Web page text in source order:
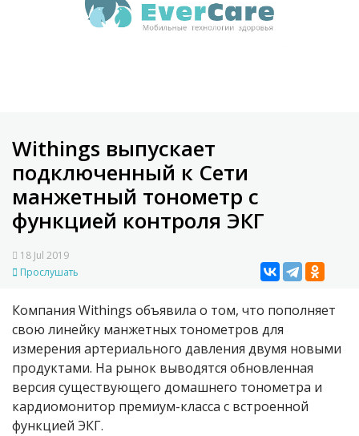
Withings выпускает
подключенный к Сети
манжетный тонометр с
функцией контроля ЭКГ
18 Jul 2019
Прослушать
Компания Withings объявила о том, что пополняет
свою линейку манжетных тонометров для
измерения артериального давления двумя новыми
продуктами. На рынок выводятся обновленная
версия существующего домашнего тонометра и
кардиомонитор премиум-класса с встроенной
функцией ЭКГ.